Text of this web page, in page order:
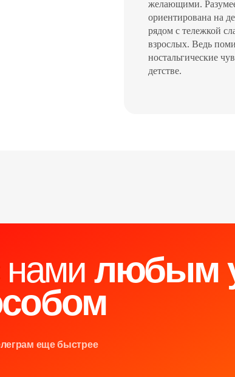
желающими.
ориентирована на
рядом с тележкой
взрослых. Ведь
ностальгические
детстве.
еще быстрее
нами любым